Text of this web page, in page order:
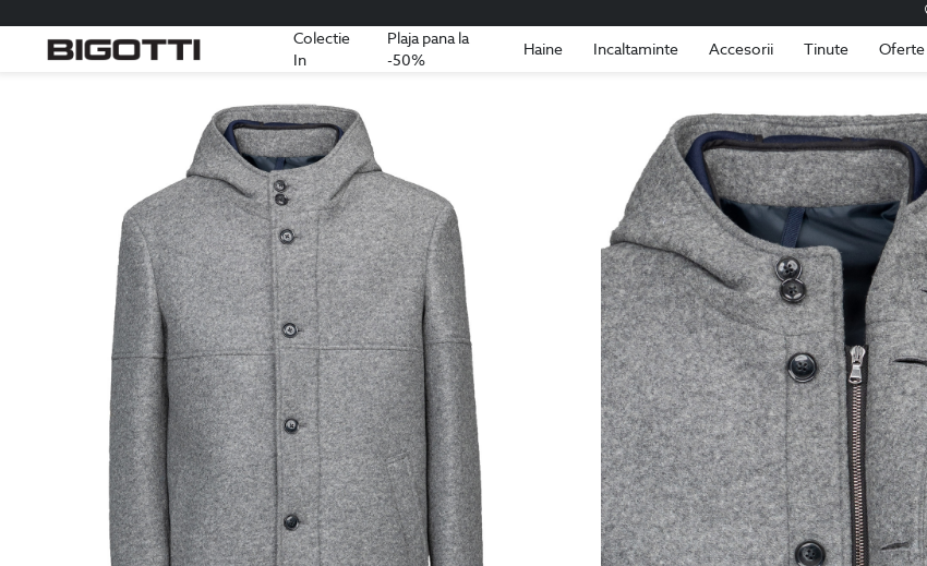
Colectie
In
Plaja pana la
-50%
Haine Incaltaminte Accesorii Tinute Oferte
Romania